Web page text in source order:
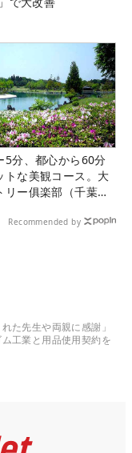
5分、都心から60分
トな美観コース。大
リー俱楽部（千葉
Recommended by
た先生や両親に感謝」
工業と用品使用契約を